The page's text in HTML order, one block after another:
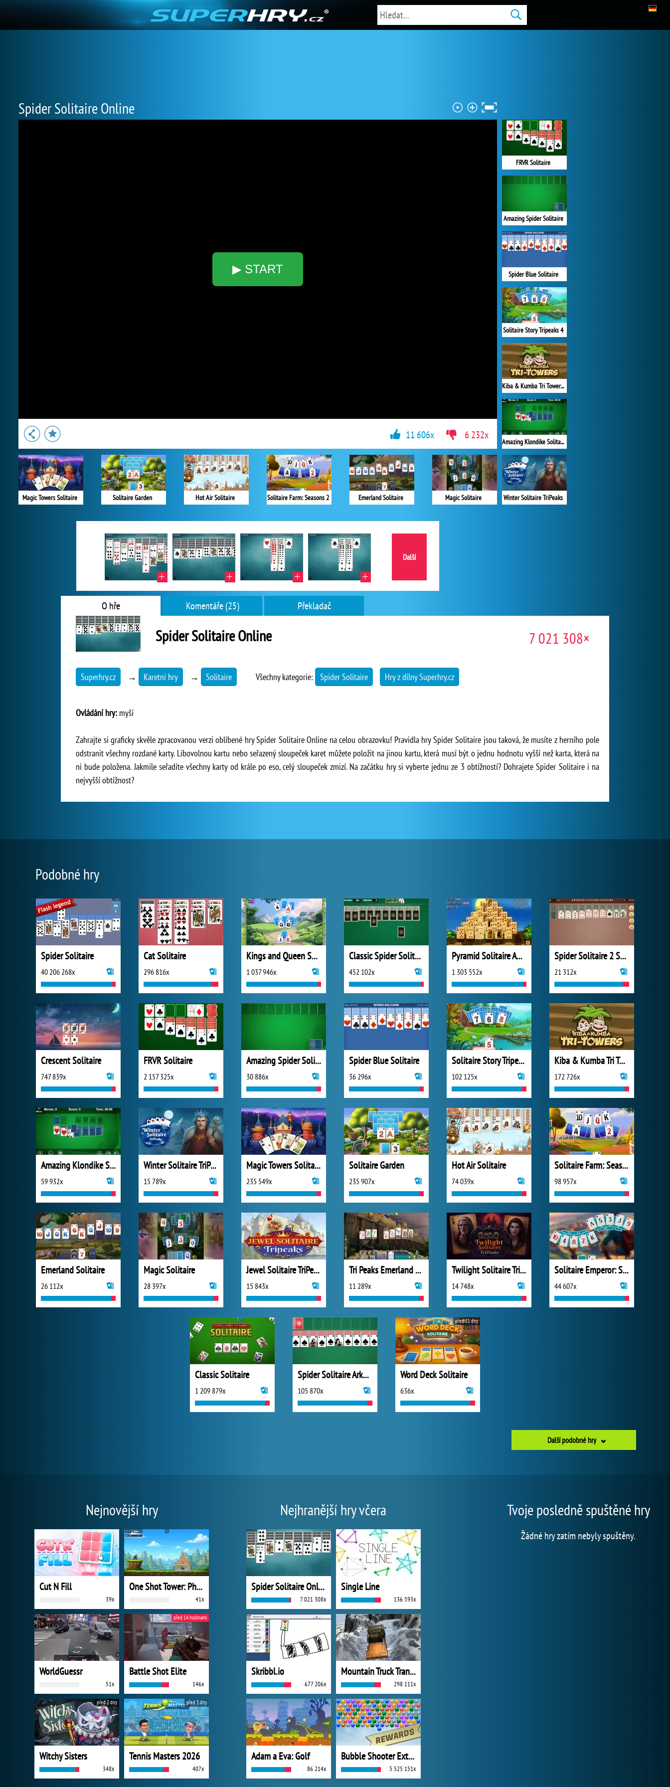
Spider Solitaire Online
▶ START
FRVR Solitaire
Amazing Spider Solitaire
Spider Blue Solitaire
Solitaire Story Tripeaks 4
Kiba & Kumba Tri Towers Solitaire
Amazing Klondike Solitaire
Winter Solitaire TriPeaks
Magic Towers Solitaire Solitaire Garden Hot Air Solitaire Solitaire Farm: Seasons 2 Emerland Solitaire Magic Solitaire
11 606x 6 232x
Další
O hře Komentáře (25) Překladač
Spider Solitaire Online 7 021 308×
Superhry.cz → Karetní hry → Solitaire Všechny kategorie: Spider Solitaire Hry z dílny Superhry.cz
Ovládání hry: myší
Zahrajte si graficky skvěle zpracovanou verzi oblíbené hry Spider Solitaire Online na celou obrazovku! Pravidla hry Spider Solitaire jsou taková, že musíte z herního pole
odstranit všechny rozdané karty. Libovolnou kartu nebo seřazený sloupeček karet můžete položit na jinou kartu, která musí být o jednu hodnotu vyšší než karta, která na
ni bude položena. Jakmile seřadíte všechny karty od krále po eso, celý sloupeček zmizí. Na začátku hry si vyberte jednu ze 3 obtížností? Dohrajete Spider Solitaire i na
nejvyšší obtížnost?
Podobné hry
Spider Solitaire
40 206 268x
Cat Solitaire
296 816x
Kings and Queen Solitaire Tripeaks
1 037 946x
Classic Spider Solitaire
452 102x
Pyramid Solitaire Ancient Egypt
1 303 552x
Spider Solitaire 2 Suits
21 312x
Crescent Solitaire
747 839x
FRVR Solitaire
2 157 325x
Amazing Spider Solitaire
30 886x
Spider Blue Solitaire
36 296x
Solitaire Story Tripeaks 4
102 125x
Kiba & Kumba Tri Towers Solitaire
172 726x
Amazing Klondike Solitaire
59 932x
Winter Solitaire TriPeaks
15 789x
Magic Towers Solitaire
235 549x
Solitaire Garden
235 907x
Hot Air Solitaire
74 039x
Solitaire Farm: Seasons 2
98 957x
Emerland Solitaire
26 112x
Magic Solitaire
28 397x
Jewel Solitaire TriPeaks
15 843x
Tri Peaks Emerland Solitaire
11 289x
Twilight Solitaire TriPeaks
14 748x
Solitaire Emperor: Secrets of Fate
44 607x
Classic Solitaire
1 209 879x
Spider Solitaire Arkadium
105 870x
Word Deck Solitaire
636x
před 21 dny
Další podobné hry
Nejnovější hry
Cut N Fill
39x
One Shot Tower: Physics Destroyer
41x
WorldGuessr
51x
Battle Shot Elite
146x
před 14 hodinami
Witchy Sisters
348x
před 2 dny
Tennis Masters 2026
407x
před 3 dny
Nejhranější hry včera
Spider Solitaire Online
7 021 308x
Single Line
136 593x
Skribbl.io
677 206x
Mountain Truck Transport
298 111x
Adam a Eva: Golf
86 214x
Bubble Shooter Extreme
5 525 151x
Tvoje posledně spuštěné hry
Žádné hry zatím nebyly spuštěny.